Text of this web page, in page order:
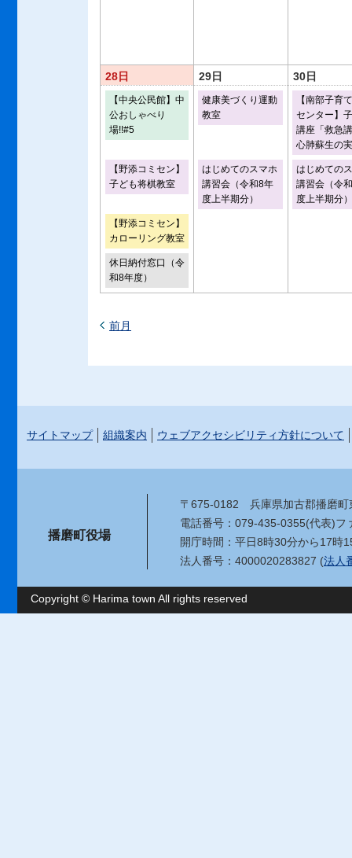
28日 29日 30日
【中央公民館】中
公おしゃべり
場!!#5
健康美づくり運動
教室
【南部子育
センター】
講座「救急
心肺蘇生の
【野添コミセン】
子ども将棋教室
はじめてのスマホ
講習会（令和8年
度上半期分）
はじめての
講習会（令
度上半期分）
【野添コミセン】
カローリング教室
休日納付窓口（令
和8年度）
前月
サイトマップ 組織案内 ウェブアクセシビリティ方針について
播磨町役場
〒675-0182 兵庫県加古郡播磨
電話番号：079-435-0355(代表)フ
開庁時間：平日8時30分から17時
法人番号：4000020283827 (法人
Copyright © Harima town All rights reserved